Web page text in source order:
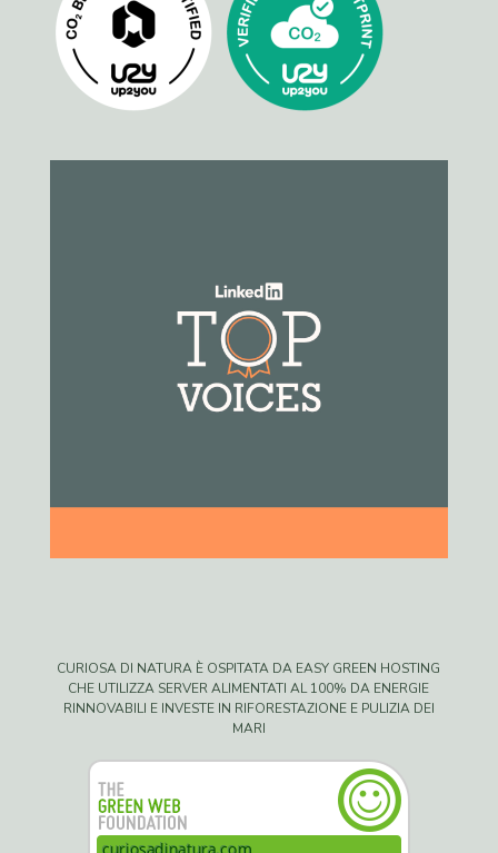
CURIOSA DI NATURA È OSPITATA DA EASY GREEN HOSTING
CHE UTILIZZA SERVER ALIMENTATI AL 100% DA ENERGIE
RINNOVABILI E INVESTE IN RIFORESTAZIONE E PULIZIA DEI
MARI